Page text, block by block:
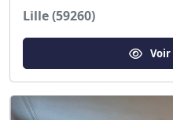
Lille (59260)